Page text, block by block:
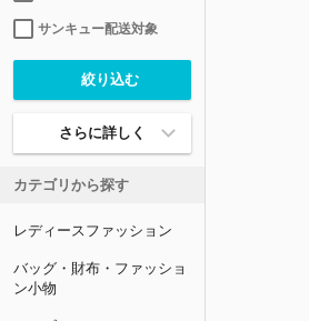
サンキュー配送対象
さらに詳しく
カテゴリから探す
レディースファッション
バッグ・財布・ファッショ
ン小物